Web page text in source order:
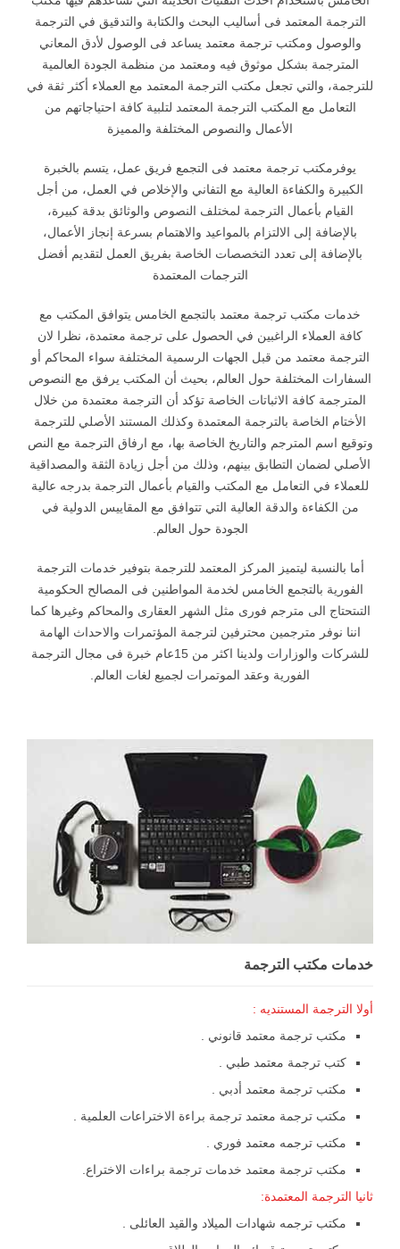
الترجمة المعتمد فى أساليب البحث والكتابة والتدقيق في الترجمة
والوصول ومكتب ترجمة معتمد يساعد فى الوصول لأدق المعاني
المترجمة بشكل موثوق فيه ومعتمد من منظمة الجودة العالمية
للترجمة، والتي تجعل مكتب الترجمة المعتمد مع العملاء أكثر ثقة في
التعامل مع المكتب الترجمة المعتمد لتلبية كافة احتياجاتهم من
الأعمال والنصوص المختلفة والمميزة
يوفرمكتب ترجمة معتمد فى التجمع فريق عمل، يتسم بالخبرة
الكبيرة والكفاءة العالية مع التفاني والإخلاص في العمل، من أجل
القيام بأعمال الترجمة لمختلف النصوص والوثائق بدقة كبيرة،
بالإضافة إلى الالتزام بالمواعيد والاهتمام بسرعة إنجاز الأعمال،
بالإضافة إلى تعدد التخصصات الخاصة بفريق العمل لتقديم أفضل
الترجمات المعتمدة
خدمات مكتب ترجمة معتمد بالتجمع الخامس يتوافق المكتب مع
كافة العملاء الراغبين في الحصول على ترجمة معتمدة، نظرا لان
الترجمة معتمد من قبل الجهات الرسمية المختلفة سواء المحاكم أو
السفارات المختلفة حول العالم، بحيث أن المكتب يرفق مع النصوص
المترجمة كافة الاثباتات الخاصة تؤكد أن الترجمة معتمدة من خلال
الأختام الخاصة بالترجمة المعتمدة وكذلك المستند الأصلي للترجمة
وتوقيع اسم المترجم والتاريخ الخاصة بها، مع ارفاق الترجمة مع النص
الأصلي لضمان التطابق بينهم، وذلك من أجل زيادة الثقة والمصداقية
للعملاء في التعامل مع المكتب والقيام بأعمال الترجمة بدرجه عالية
من الكفاءة والدقة العالية التي تتوافق مع المقاييس الدولية في
الجودة حول العالم.
أما بالنسبة ليتميز المركز المعتمد للترجمة بتوفير خدمات الترجمة
الفورية بالتجمع الخامس لخدمة المواطنين فى المصالح الحكومية
التىتحتاج الى مترجم فورى مثل الشهر العقارى والمحاكم وغيرها كما
اننا نوفر مترجمين محترفين لترجمة المؤتمرات والاحداث الهامة
للشركات والوزارات ولدينا اكثر من 15عام خبرة فى مجال الترجمة
الفورية وعقد الموتمرات لجميع لغات العالم.
خدمات مكتب الترجمة
أولا الترجمة المستنديه :
مكتب ترجمة معتمد قانوني .
كتب ترجمة معتمد طبي .
مكتب ترجمة معتمد أدبي .
مكتب ترجمة معتمد ترجمة براءة الاختراعات العلمية .
مكتب ترجمه معتمد فوري .
مكتب ترجمة معتمد خدمات ترجمة براءات الاختراع.
ثانيا الترجمة المعتمدة:
مكتب ترجمه شهادات الميلاد والقيد العائلى .